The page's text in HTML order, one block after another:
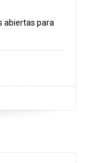
abiertas para